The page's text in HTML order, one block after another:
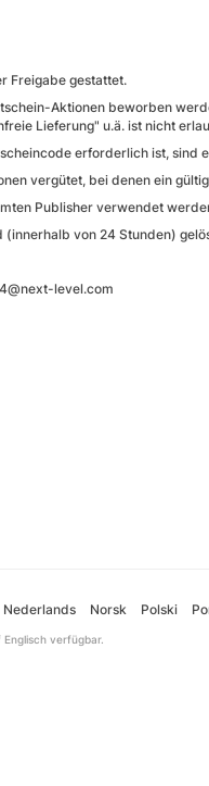
Freigabe gestattet.
Aktionen beworben
Lieferung" u.ä. ist nicht
erforderlich ist, sind
vergütet, bei denen ein
Publisher verwendet
von 24 Stunden)
level.com
Nederlands Norsk Polski
verfügbar.